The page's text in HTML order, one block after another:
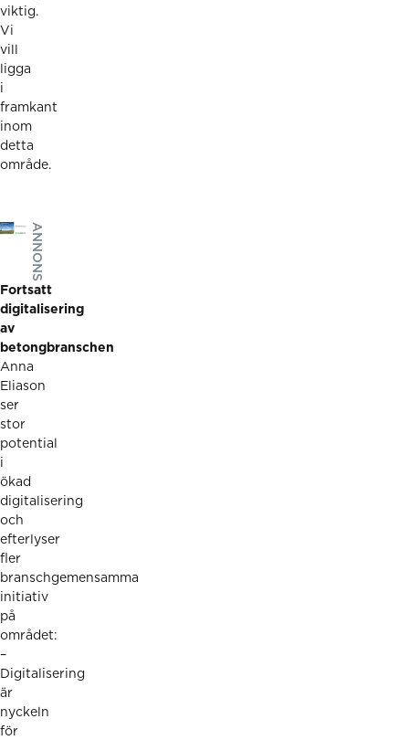
viktig.
Vi
vill
ligga
i
framkant
inom
detta
område.
ANNONS
Fortsatt
digitalisering
av
betongbranschen
Anna
Eliason
ser
stor
potential
i
ökad
digitalisering
och
efterlyser
fler
branschgemensamma
initiativ
på
området:
–
Digitalisering
är
nyckeln
för